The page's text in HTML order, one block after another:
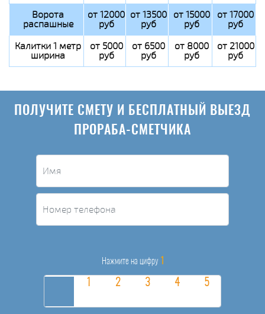
Ворота
распашные
от 12000
руб
от 13500
руб
от 15000
руб
от 17000
руб
Калитки 1 метр
ширина
от 5000
руб
от 6500
руб
от 8000
руб
от 21000
руб
ПОЛУЧИТЕ СМЕТУ И БЕСПЛАТНЫЙ ВЫЕЗД
ПРОРАБА-СМЕТЧИКА
Нажмите на цифру 1